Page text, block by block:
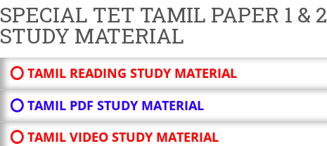
SPECIAL TET TAMIL PAPER 1 & 2
STUDY MATERIAL
⭕ TAMIL READING STUDY MATERIAL
⭕ TAMIL PDF STUDY MATERIAL
⭕ TAMIL VIDEO STUDY MATERIAL